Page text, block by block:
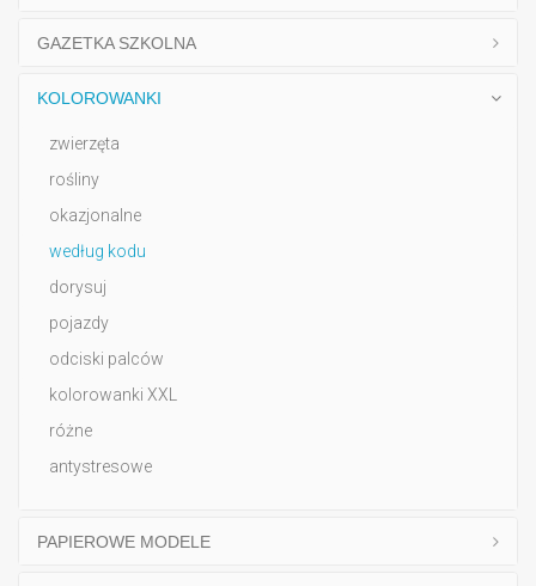
GAZETKA SZKOLNA
KOLOROWANKI
zwierzęta
rośliny
okazjonalne
według kodu
dorysuj
pojazdy
odciski palców
kolorowanki XXL
różne
antystresowe
PAPIEROWE MODELE